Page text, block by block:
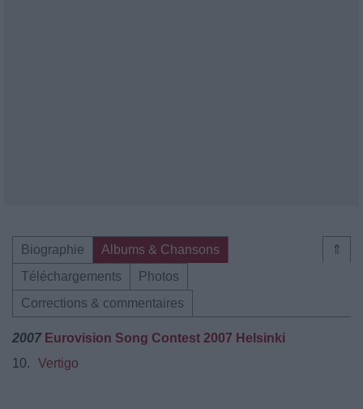
⇑
Biographie
Albums & Chansons
Téléchargements
Photos
Corrections & commentaires
2007 Eurovision Song Contest 2007 Helsinki
10.
Vertigo